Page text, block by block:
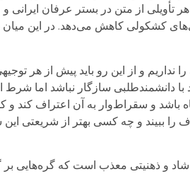
تأویلی از متن در بستر عرفان ایرانی
کشکولی کاهش می‌دهد. در این
و از این‌ رو باید پیش از هر
با دانشمندطلبی سازگار نباشد اما
باشد و سقراط‌وار به آن اعتراف کند
را ببیند و چه کسی بهتر از شریعتی
ناشاد و ذهنیتی معذب است که گره‌هایی